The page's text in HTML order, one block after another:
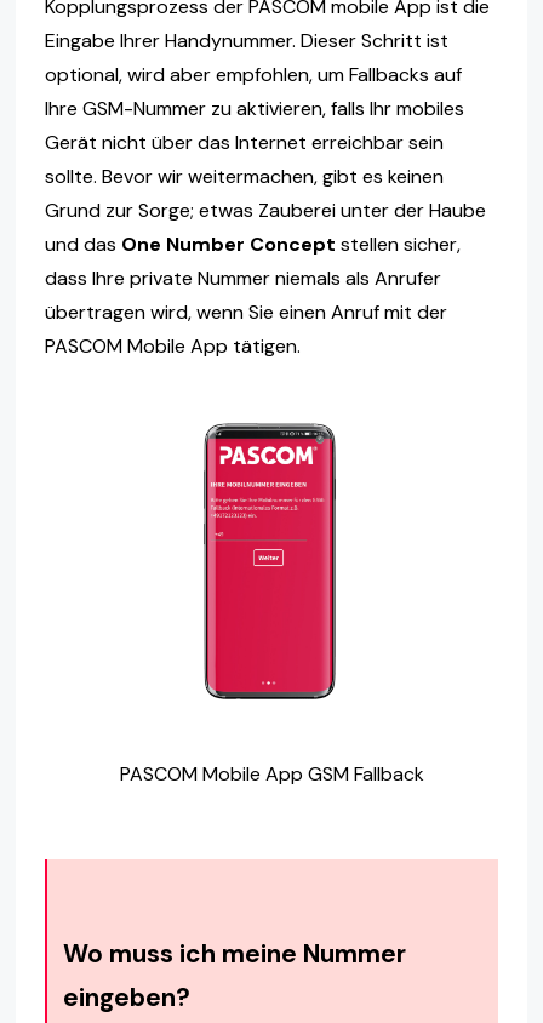
Kopplungsprozess der PASCOM mobile App ist die
Eingabe Ihrer Handynummer. Dieser Schritt ist
optional, wird aber empfohlen, um Fallbacks auf
Ihre GSM-Nummer zu aktivieren, falls Ihr mobiles
Gerät nicht über das Internet erreichbar sein
sollte. Bevor wir weitermachen, gibt es keinen
Grund zur Sorge; etwas Zauberei unter der Haube
und das One Number Concept stellen sicher,
dass Ihre private Nummer niemals als Anrufer
übertragen wird, wenn Sie einen Anruf mit der
PASCOM Mobile App tätigen.
PASCOM Mobile App GSM Fallback
Wo muss ich meine Nummer
eingeben?